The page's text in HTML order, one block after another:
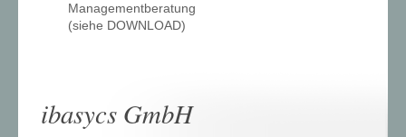
Managementberatung
(siehe DOWNLOAD)
ibasycs GmbH